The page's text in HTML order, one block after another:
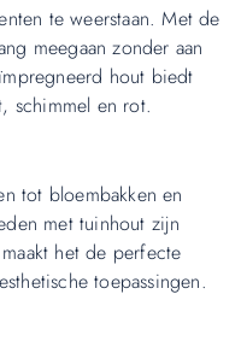
te weerstaan. Met de
meegaan zonder aan
hout biedt
schimmel en rot.
tot bloembakken en
met tuinhout zijn
het de perfecte
toepassingen.